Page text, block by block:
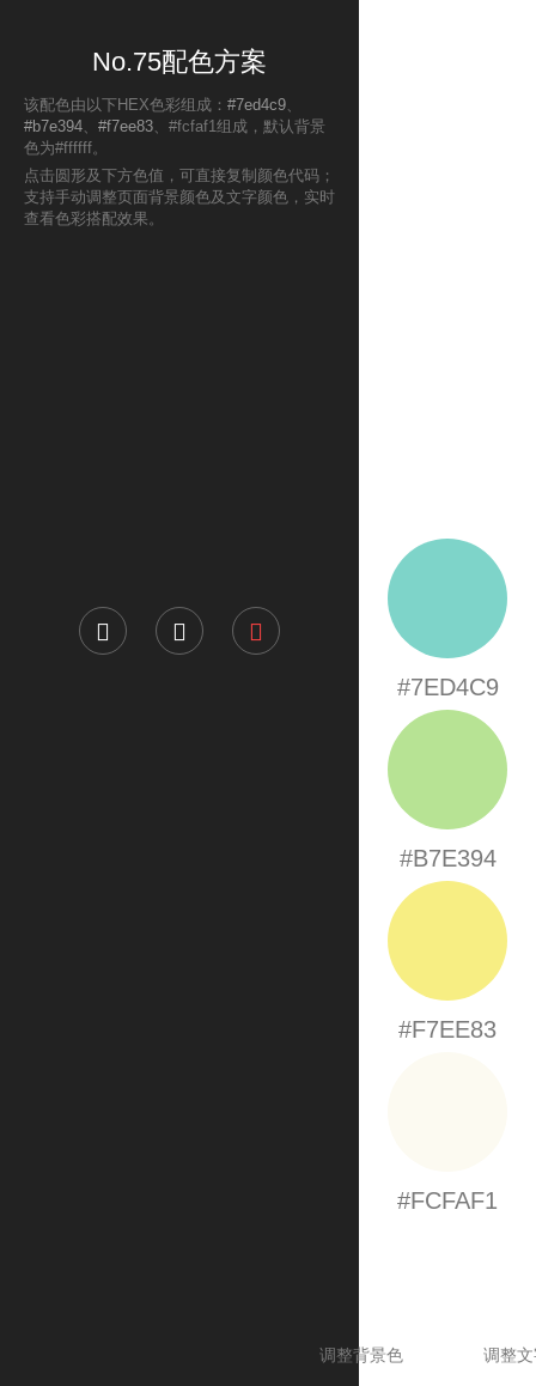
No.75配色方案
该配色由以下HEX色彩组成： #7ed4c9、
#b7e394、 #f7ee83、#fcfaf1组成，默认背景
色为#ffffff。
点击圆形及下方色值，可直接复制颜色代码；
支持手动调整页面背景颜色及文字颜色，实时
查看色彩搭配效果。
#7ED4C9
#B7E394
#F7EE83
#FCFAF1
调整背景色 调整